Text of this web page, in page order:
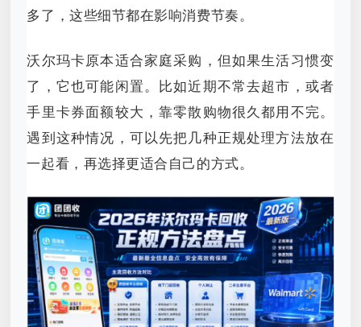
多了，这些细节都在影响消费节奏。
沃尔玛卡原本适合家庭采购，但如果生活习惯变
了，它也可能闲置。比如近期不常去超市，或者
手里卡券面额较大，靠零散购物很久都用不完。
遇到这种情况，可以先把几种正规处理方法放在
一起看，再选择更适合自己的方式。